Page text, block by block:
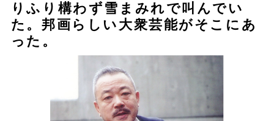
りふり構わず雪まみれで叫んでい
た。邦画らしい大衆芸能がそこにあ
った。